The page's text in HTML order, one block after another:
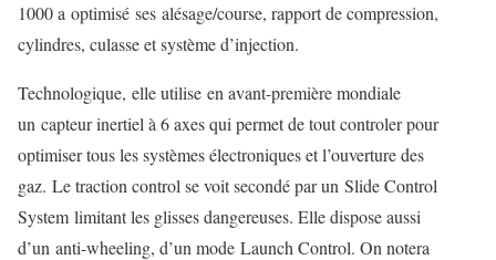
1000 a optimisé ses alésage/course, rapport de compression,
cylindres, culasse et système d’injection.
Technologique, elle utilise en avant-première mondiale
un capteur inertiel à 6 axes qui permet de tout controler pour
optimiser tous les systèmes électroniques et l’ouverture des
gaz. Le traction control se voit secondé par un Slide Control
System limitant les glisses dangereuses. Elle dispose aussi
d’un anti-wheeling, d’un mode Launch Control. On notera